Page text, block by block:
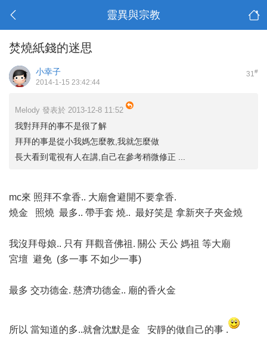
靈異與宗教
焚燒紙錢的迷思
31#
小幸子
2014-1-15 23:42:44
Melody 發表於 2013-12-8 11:52
我對拜拜的事不是很了解
拜拜的事是從小我媽怎麼教,我就怎麼做
長大看到電視有人在講,自己在參考稍微修正 ...
mc來 照拜不拿香.. 大廟會避開不要拿香.
燒金 照燒 最多.. 帶手套 燒.. 最好笑是 拿新夾子夾金燒
我沒拜母娘.. 只有 拜觀音佛祖. 關公 天公 媽祖 等大廟
宮壇 避免 (多一事 不如少一事)
最多 交功德金. 慈濟功德金.. 廟的香火金
所以 當知道的多..就會沈默是金 安靜的做自己的事 .